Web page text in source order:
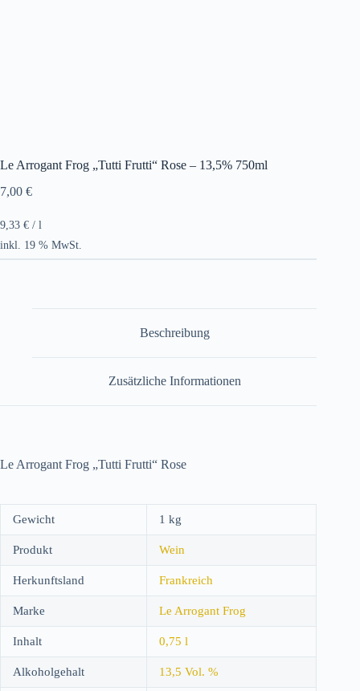
Le Arrogant Frog „Tutti Frutti“ Rose – 13,5% 750ml
7,00 €
9,33 € / l
inkl. 19 % MwSt.
Beschreibung
Zusätzliche Informationen
Le Arrogant Frog „Tutti Frutti“ Rose
Gewicht 1 kg
Produkt Wein
Herkunftsland Frankreich
Marke Le Arrogant Frog
Inhalt 0,75 l
Alkoholgehalt 13,5 Vol. %